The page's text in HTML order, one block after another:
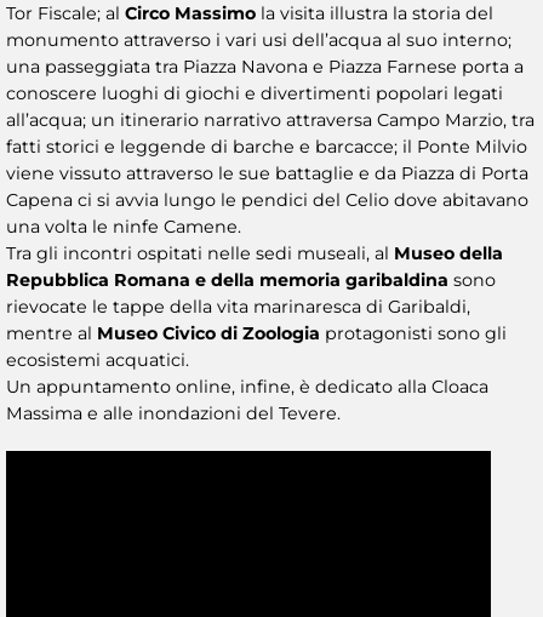
Tor Fiscale; al Circo Massimo la visita illustra la storia del
monumento attraverso i vari usi dell’acqua al suo interno;
una passeggiata tra Piazza Navona e Piazza Farnese porta a
conoscere luoghi di giochi e divertimenti popolari legati
all’acqua; un itinerario narrativo attraversa Campo Marzio, tra
fatti storici e leggende di barche e barcacce; il Ponte Milvio
viene vissuto attraverso le sue battaglie e da Piazza di Porta
Capena ci si avvia lungo le pendici del Celio dove abitavano
una volta le ninfe Camene.
Tra gli incontri ospitati nelle sedi museali, al Museo della
Repubblica Romana e della memoria garibaldina sono
rievocate le tappe della vita marinaresca di Garibaldi,
mentre al Museo Civico di Zoologia protagonisti sono gli
ecosistemi acquatici.
Un appuntamento online, infine, è dedicato alla Cloaca
Massima e alle inondazioni del Tevere.